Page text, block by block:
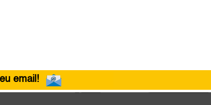
email!